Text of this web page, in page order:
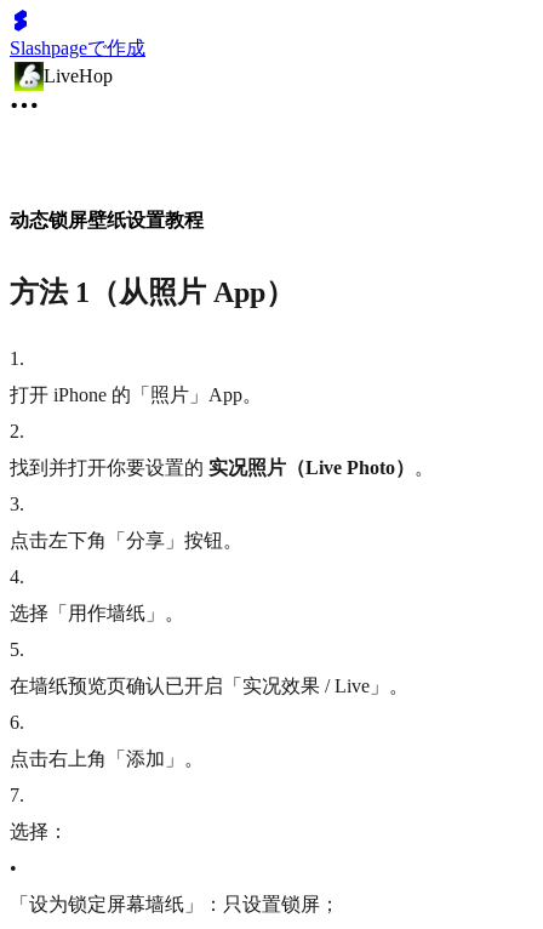
Slashpageで作成
LiveHop
动态锁屏壁纸设置教程
方法 1（从照片 App）
1 .
打开 iPhone 的「照片」App。
2.
找到并打开你要设置的 实况照片（Live Photo）
。
3.
点击左下角「分享」按钮。
4.
选择「用作墙纸」。
5.
在墙纸预览页确认已开启「实况效果 / Live」。
6.
点击右上角「添加」。
7.
选择：
•
「设为锁定屏幕墙纸」：只设置锁屏；